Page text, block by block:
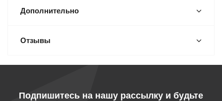
Дополнительно
Отзывы
Подпишитесь на нашу рассылку и будьте